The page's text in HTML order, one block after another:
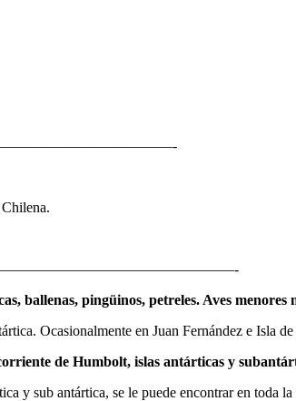
ballenas, pingüinos, petreles. Aves
Ocasionalmente en Juan Fernández e Isla de
de Humbolt, islas antárticas y
y sub antártica, se le puede encontrar en toda